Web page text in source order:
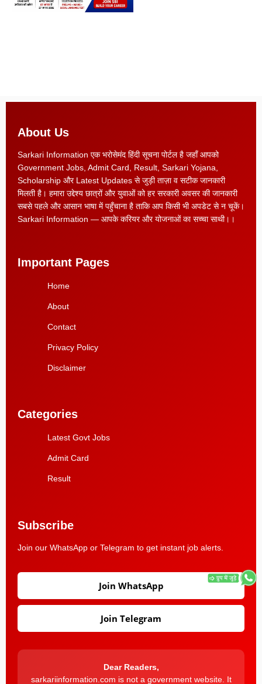
About Us
Sarkari Information एक भरोसेमंद हिंदी सूचना पोर्टल है जहाँ आपको
Government Jobs, Admit Card, Result, Sarkari Yojana,
Scholarship और Latest Updates से जुड़ी ताज़ा व सटीक जानकारी
मिलती है। हमारा उद्देश्य छात्रों और युवाओं को हर सरकारी अवसर की जानकारी
सबसे पहले और आसान भाषा में पहुँचाना है ताकि आप किसी भी अपडेट से न चूकें।
Sarkari Information — आपके करियर और योजनाओं का सच्चा साथी।।
Important Pages
Home
About
Contact
Privacy Policy
Disclaimer
Categories
Latest Govt Jobs
Admit Card
Result
Subscribe
Join our WhatsApp or Telegram to get instant job alerts.
Join WhatsApp
Join Telegram
Dear Readers,
sarkariinformation.com is not a government website. It